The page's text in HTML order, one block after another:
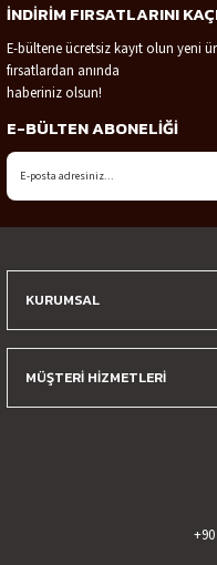
İNDİRİM FIRSATLARINI
E-bültene ücretsiz kayıt olun yeni
fırsatlardan anında
haberiniz olsun!
E-BÜLTEN ABONELİĞİ
KURUMSAL
MÜŞTERİ HİZMETLERİ